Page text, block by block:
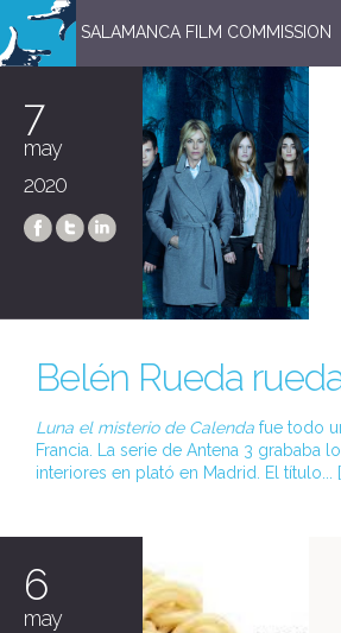
SALAMANCA FILM COMMISSION
7
may
2020
Belén Rueda
Luna el misterio de Calenda fue todo
Francia. La serie de Antena 3 grababa
interiores en plató en Madrid. El título... [
6
may